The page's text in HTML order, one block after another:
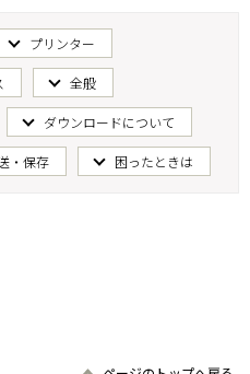
プリンター
全般
ダウンロードについて
・保存 困ったときは